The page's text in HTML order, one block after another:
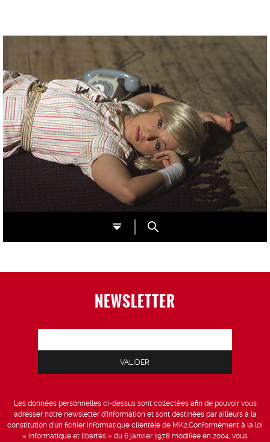
NEWSLETTER
Les données personnelles ci-dessus sont collectées afin de pouvoir vous
adresser notre newsletter d’information et sont destinées par ailleurs à la
constitution d’un fichier informatique clientèle de MK2.Conformément à la loi
« informatique et libertés » du 6 janvier 1978 modifiée en 2004, vous